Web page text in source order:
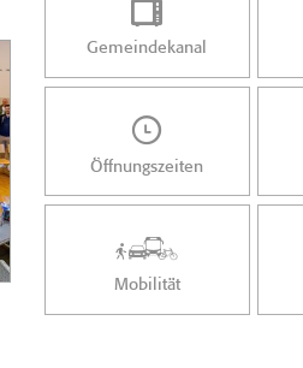
Gemeindekanal
Öffnungszeiten
Mobilität